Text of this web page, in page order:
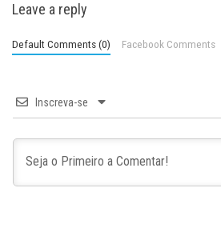
Leave a reply
Default Comments (0) Facebook Comments
Inscreva-se